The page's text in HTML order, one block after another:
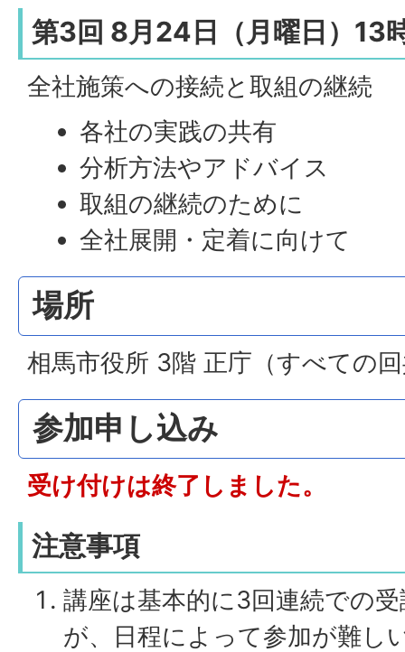
第3回 8月24日（月曜日）13
全社施策への接続と取組の継続
各社の実践の共有
分析方法やアドバイス
取組の継続のために
全社展開・定着に向けて
場所
相馬市役所 3階 正庁（すべての
参加申し込み
受け付けは終了しました。
注意事項
講座は基本的に3回連続での
が、日程によって参加が難し